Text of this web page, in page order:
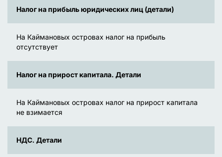
Налог на прибыль юридических лиц (детали)
На Каймановых островах налог на прибыль
отсутствует
Налог на прирост капитала. Детали
На Каймановых островах налог на прирост капитала
не взимается
НДС. Детали